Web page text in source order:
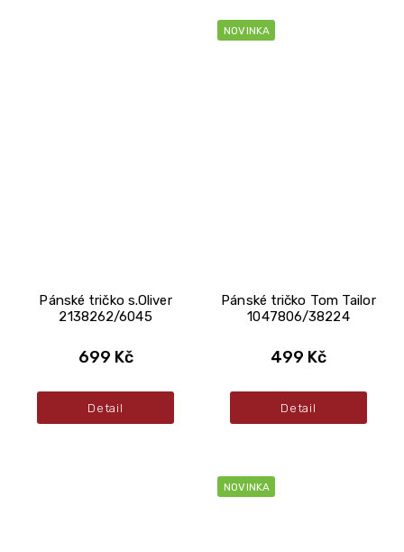
Pánské tričko s.Oliver
2138262/6045
699 Kč
Detail
NOVINKA
Pánské tričko Tom Tailor
1047806/38224
499 Kč
Detail
NOVINKA